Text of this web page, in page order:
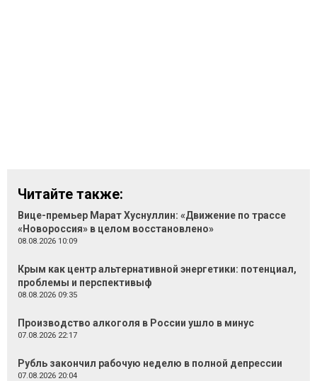
Читайте также:
Вице-премьер Марат Хуснуллин: «Движение по трассе
«Новороссия» в целом восстановлено»
08.08.2026 10:09
Крым как центр альтернативной энергетики: потенциал,
проблемы и перспективыф
08.08.2026 09:35
Производство алкоголя в России ушло в минус
07.08.2026 22:17
Рубль закончил рабочую неделю в полной депрессии
07.08.2026 20:04